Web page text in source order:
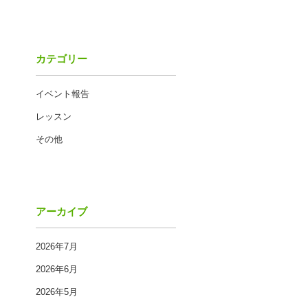
カテゴリー
イベント報告
レッスン
その他
アーカイブ
2026年7月
2026年6月
2026年5月